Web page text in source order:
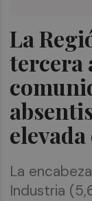
La
tercera
La
Industria